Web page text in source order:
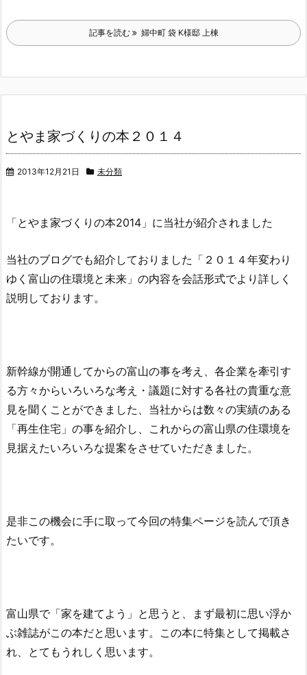
記事を読む 婦中町 袋 K様邸 上棟
とやま家づくりの本２０１４
2013年12月21日 未分類
「とやま家づくりの本2014」に当社が紹介されました
当社のブログでも紹介しておりました「２０１４年変わり
ゆく富山の住環境と未来」の内容を会話形式でより詳しく
説明しております。
新幹線が開通してからの富山の事を考え、各企業を牽引す
る方々からいろいろな考え・議題に対する各社の貴重な意
見を聞くことができました、当社からは数々の実績のある
「再生住宅」の事を紹介し、これからの富山県の住環境を
見据えたいろいろな提案をさせていただきました。
是非この機会に手に取って今回の特集ページを読んで頂き
たいです。
富山県で「家を建てよう」と思うと、まず最初に思い浮か
ぶ雑誌がこの本だと思います。この本に特集として掲載さ
れ、とてもうれしく思います。